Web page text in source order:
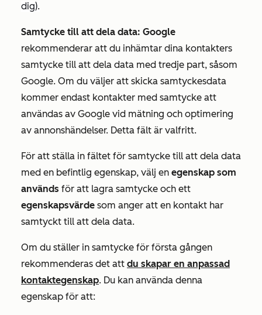
dig).
Samtycke till att dela data: Google
rekommenderar att du inhämtar dina kontakters
samtycke till att dela data med tredje part, såsom
Google. Om du väljer att skicka samtyckesdata
kommer endast kontakter med samtycke att
användas av Google vid mätning och optimering
av annonshändelser. Detta fält är valfritt.
För att ställa in fältet för samtycke till att dela data
med en befintlig egenskap, välj en egenskap som
används för att lagra samtycke och ett
egenskapsvärde som anger att en kontakt har
samtyckt till att dela data.
Om du ställer in samtycke för första gången
rekommenderas det att du skapar en anpassad
kontaktegenskap. Du kan använda denna
egenskap för att: